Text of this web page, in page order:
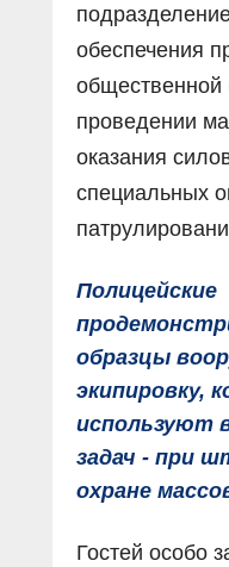
обеспечения
общественной
проведении
оказания
специальных
Полицейские
образцы
экипировку,
используют
задач - при
охране
Гостей особо